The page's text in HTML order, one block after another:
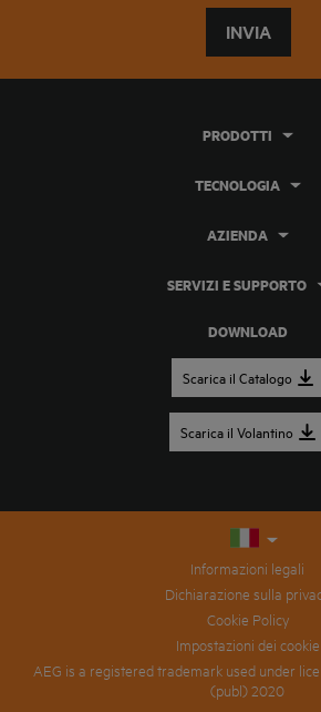
INVIA
DOWNLOAD
Scarica il Catalogo
Scarica il Volantino
PRODOTTI
TECNOLOGIA
AZIENDA
SERVIZI E SUPPORTO
Informazioni legali
Dichiarazione sulla
Cookie Policy
Impostazioni dei cookie
AEG is a registered trademark used under
(publ) 2020